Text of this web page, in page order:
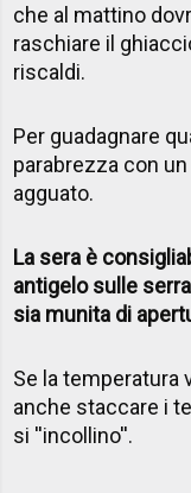
che al mattino
raschiare il
riscaldi.
Per guadagnare
parabrezza con
agguato.
La sera è
antigelo sulle
sia munita di
Se la temperatura
anche staccare i
si ''incollino''.